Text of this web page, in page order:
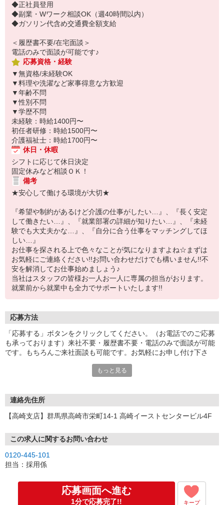
◆正社員登用
◆副業・Wワーク相談OK（週40時間以内）
◆ガソリン代含め交通費全額支給
＜履歴書不要/在宅面談＞
電話のみで面談が可能です♪
応募資格・経験
▼無資格/未経験OK
▼料理や洗濯など家事得意な方歓迎
▼年齢不問
▼性別不問
▼学歴不問
未経験：時給1400円〜
初任者研修：時給1500円〜
介護福祉士：時給1700円〜
休日・休暇
シフトに応じて休日決定
固定休みなど相談ＯＫ！
備考
★安心して働ける環境が大切★
『希望や制約があるけど介護の仕事がしたい…』、『長く安定
して働きたい…』、『就業部署の詳細が知りたい…』、『未経
験でも大丈夫かな…』、『自分に合う仕事をマッチングしてほ
しい…』
お仕事を探される上で色々なことが気になりますよね☆まずは
お気軽にご連絡ください!!お問い合わせだけでも構いません!!不
安を解消してお仕事始めましょう♪
当社はスタッフの皆様お一人お一人に専属の担当がおります。
就業前から就業中も全力でサポートいたします!!
応募方法
「応募する」ボタンをクリックしてください。（お電話でのご応募
も承っております）来社不要・履歴書不要・電話のみで面談が可能
です。もちろんご来社面談も可能です。お気軽にお申し付け下さ
もっと見る
連絡先住所
【高崎支店】群馬県高崎市栄町14-1 高崎イーストセンタービル4F
この求人に関するお問い合わせ
0120-445-101
担当：採用係
応募画面へ進む
1分で応募完了!! キープ